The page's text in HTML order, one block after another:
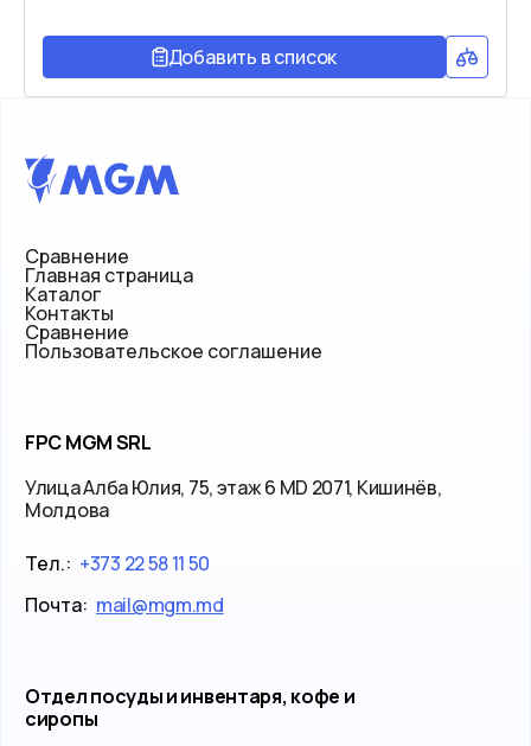
Добавить в список
Сравнение
Главная страница
Каталог
Контакты
Сравнение
Пользовательское соглашение
FPC MGM SRL
Улица Алба Юлия, 75, этаж 6 MD 2071, Кишинёв,
Молдова
Тел.: +373 22 58 11 50
Почта: mail@mgm.md
Отдел посуды и инвентаря, кофе и
сиропы